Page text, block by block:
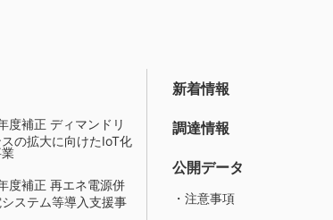
度補正 ディマンドリ
スの拡大に向けたIoT化
度補正 再エネ電源併
ステム等導入支援事
新着情報
調達情報
公開データ
・注意事項